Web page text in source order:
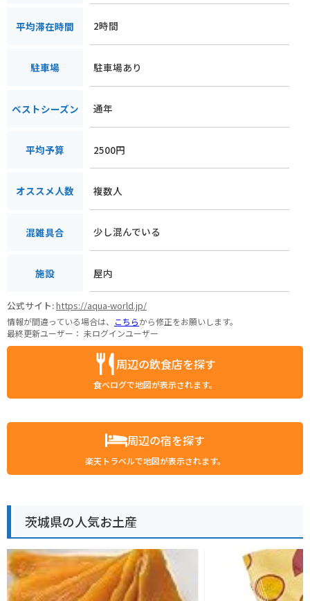
平均滞在時間 2時間
駐車場 駐車場あり
ベストシーズン 通年
平均予算 2500円
オススメ人数 複数人
混雑具合 少し混んでいる
施設 屋内
公式サイト:https://aqua-world.jp/
情報が間違っている場合は、 こちらから修正をお願いします。
最終更新ユーザー： 未ログインユーザー
周辺の飲食店を探す
食べログで地図が表示されます。
周辺の宿を探す
楽天トラベルで地図が表示されます。
茨城県の人気お土産